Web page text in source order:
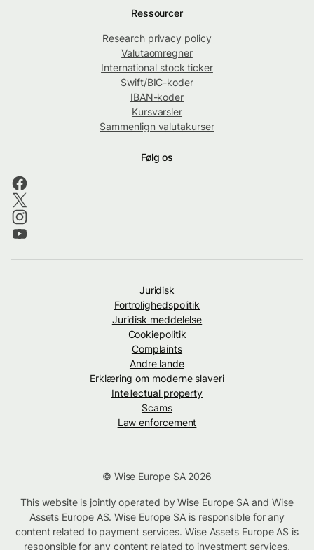
Ressourcer
Research privacy policy
Valutaomregner
International stock ticker
Swift/BIC-koder
IBAN-koder
Kursvarsler
Sammenlign valutakurser
Følg os
Juridisk
Fortrolighedspolitik
Juridisk meddelelse
Cookiepolitik
Complaints
Andre lande
Erklæring om moderne slaveri
Intellectual property
Scams
Law enforcement
© Wise Europe SA 2026
This website is jointly operated by Wise Europe SA and Wise
Assets Europe AS. Wise Europe SA is responsible for any
content related to payment services. Wise Assets Europe AS is
responsible for any content related to investment services,